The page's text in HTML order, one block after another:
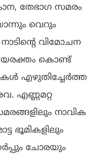
തേഭാഗ സമരം
വെറും
വിമോചന
കൊണ്ട്
എഴുതിച്ചേർത്ത
എണ്ണമറ്റ
നാവിക
ഭൂമികളിലും
ചോരയും